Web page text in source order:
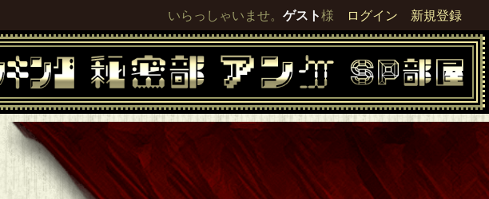
いらっしゃいませ。ゲスト様 ログイン 新規登録